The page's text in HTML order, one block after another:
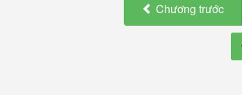
Chương trước